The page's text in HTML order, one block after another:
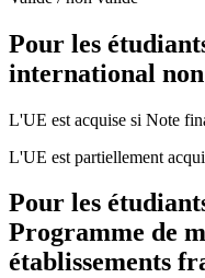
Pour les
international
L'UE est acquise si Note
L'UE est partiellement
Pour les
Programme de
établissements